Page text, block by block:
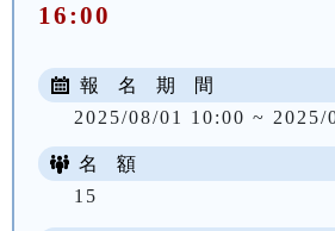
16:00
報 名 期 間
2025/08/01 10:00 ~ 2025/
名 額
15